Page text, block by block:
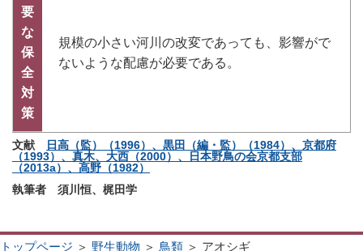
要
な
保
全
対
策
規模の小さい河川の改変であっても、影響がで
ないような配慮が必要である。
文献
日高（監）（1996）、黒田（編・監）（1984）、京都府
（1993）、真木、大西（2000）、日本野鳥の会京都支部
（2013a）、高野（1982）
執筆者 須川恒、梶田学
トップページ ＞ 野生動物 ＞ 鳥類 ＞ アオシギ